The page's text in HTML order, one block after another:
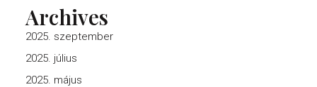
Archives
2025. szeptember
2025. július
2025. május